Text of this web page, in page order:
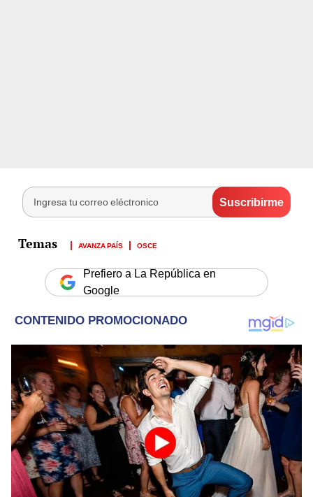
AVANZA PAÍS OSCE
Prefiero a La República en
Google